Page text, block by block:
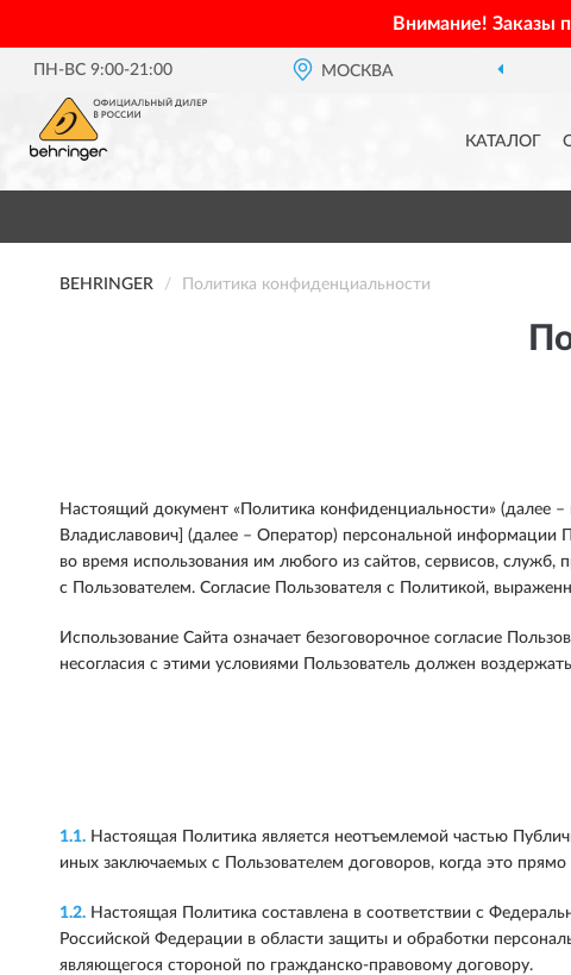
Внимание! Заказы
ПН-ВС 9:00-21:00 МОСКВА
КАТАЛОГ
BEHRINGER Политика конфиденциальности
Настоящий документ «Политика конфиденциальности» (далее –
Владиславович] (далее – Оператор) персональной информации
во время использования им любого из сайтов, сервисов,
с Пользователем. Согласие Пользователя с Политикой,
Использование Сайта означает безоговорочное согласие
несогласия с этими условиями Пользователь должен
1.1. Настоящая Политика является неотъемлемой частью
иных заключаемых с Пользователем договоров, когда это
1.2. Настоящая Политика составлена в соответствии с
Российской Федерации в области защиты и обработки
являющегося стороной по гражданско-правовому договору.